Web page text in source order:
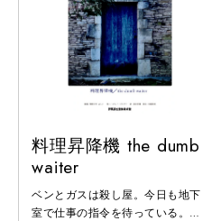
料理昇降機 the dumb
waiter
ベンとガスは殺し屋。今日も地下
室で仕事の指令を待っている。す